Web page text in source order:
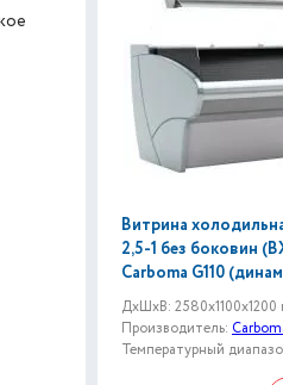
Витрина
2,5-1 без боковин
Carboma G110
ДxШxВ: 2580x1100x1200
Производитель:
Температурный